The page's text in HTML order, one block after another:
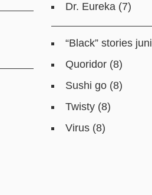
Dr. Eureka (7)
“Black” stories
Quoridor (8)
Sushi go (8)
Twisty (8)
Virus (8)